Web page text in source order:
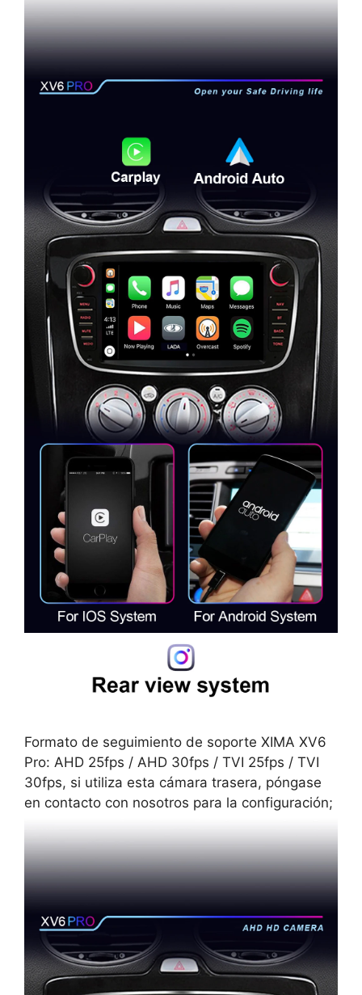
Formato de seguimiento de soporte XIMA XV6
Pro: AHD 25fps / AHD 30fps / TVI 25fps / TVI
30fps, si utiliza esta cámara trasera, póngase
en contacto con nosotros para la configuración;